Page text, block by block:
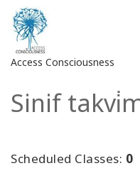
Access Consciousness
Hesabınızda
Sinif
Scheduled Classes: 0